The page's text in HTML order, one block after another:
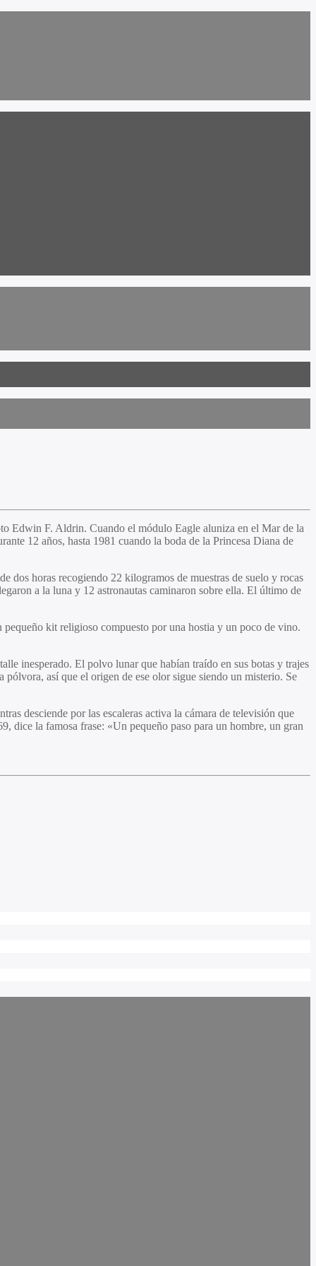
Edwin F. Aldrin. Cuando el módulo Eagle aluniza en el Mar de la
12 años, hasta 1981 cuando la boda de la Princesa Diana de
dos horas recogiendo 22 kilogramos de muestras de suelo y rocas
a la luna y 12 astronautas caminaron sobre ella. El último de
kit religioso compuesto por una hostia y un poco de vino.
inesperado. El polvo lunar que habían traído en sus botas y trajes
así que el origen de ese olor sigue siendo un misterio. Se
desciende por las escaleras activa la cámara de televisión que
dice la famosa frase: «Un pequeño paso para un hombre, un gran